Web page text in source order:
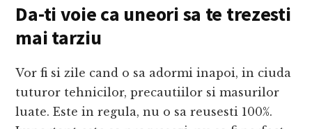
Da-ti voie ca uneori sa te trezesti
mai tarziu
Vor fi si zile cand o sa adormi inapoi, in ciuda
tuturor tehnicilor, precautiilor si masurilor
luate. Este in regula, nu o sa reusesti 100%.